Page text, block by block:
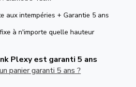
aux intempéries + Garantie 5 ans
à n'importe quelle hauteur
Plexy est garanti 5 ans
panier garanti 5 ans ?